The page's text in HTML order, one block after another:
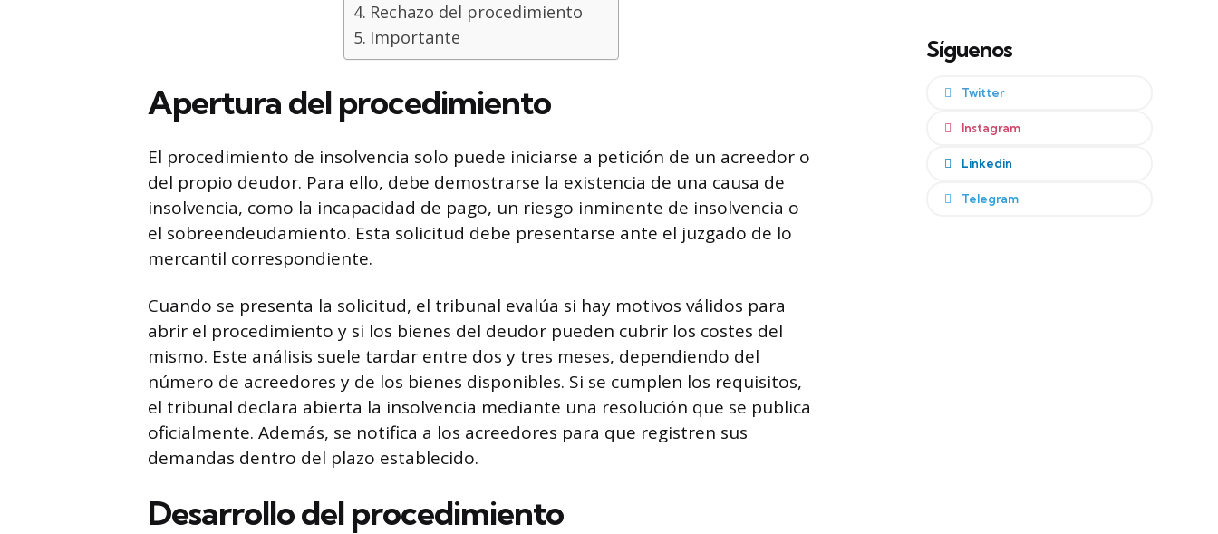
Rechazo del procedimiento
Importante
Apertura del procedimiento
El procedimiento de insolvencia solo puede iniciarse a petición de un acreedor o
del propio deudor. Para ello, debe demostrarse la existencia de una causa de
insolvencia, como la incapacidad de pago, un riesgo inminente de insolvencia o
el sobreendeudamiento. Esta solicitud debe presentarse ante el juzgado de lo
mercantil correspondiente.
Cuando se presenta la solicitud, el tribunal evalúa si hay motivos válidos para
abrir el procedimiento y si los bienes del deudor pueden cubrir los costes del
mismo. Este análisis suele tardar entre dos y tres meses, dependiendo del
número de acreedores y de los bienes disponibles. Si se cumplen los requisitos,
el tribunal declara abierta la insolvencia mediante una resolución que se publica
oficialmente. Además, se notifica a los acreedores para que registren sus
demandas dentro del plazo establecido.
Desarrollo del procedimiento
Síguenos
Twitter
Instagram
Linkedin
Telegram